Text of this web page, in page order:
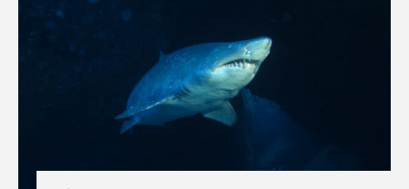
私の好きなサカナたち
繫殖 美ら海水族館
群馬県 耳石 脊索動物